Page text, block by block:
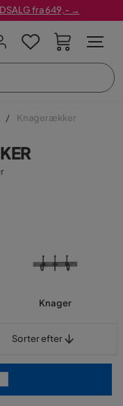
fra 649,- →
Knagerækker
Knager
Sorter efter